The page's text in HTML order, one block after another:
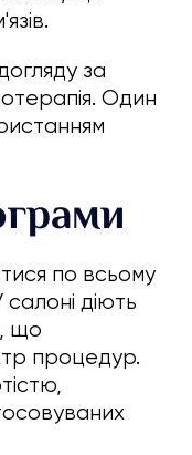
за
Один
по всьому
салоні діють
що
процедур.